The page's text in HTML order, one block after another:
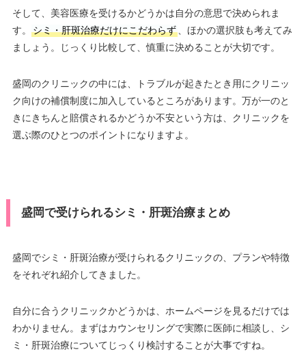
そして、美容医療を受けるかどうかは自分の意思で決められま
す。
シミ・肝斑治療だけにこだわらず、ほかの選択肢も考えてみ
ましょう。じっくり比較して、慎重に決めることが大切です。
盛岡のクリニックの中には、トラブルが起きたとき用にクリニッ
ク向けの補償制度に加入しているところがあります。万が一のと
きにきちんと賠償されるかどうか不安という方は、クリニックを
選ぶ際のひとつのポイントになりますよ。
盛岡で受けられるシミ・肝斑治療まとめ
盛岡でシミ・肝斑治療が受けられるクリニックの、プランや特徴
をそれぞれ紹介してきました。
自分に合うクリニックかどうかは、ホームページを見るだけでは
わかりません。まずはカウンセリングで実際に医師に相談し、シ
ミ・肝斑治療についてじっくり検討することが大事ですね。